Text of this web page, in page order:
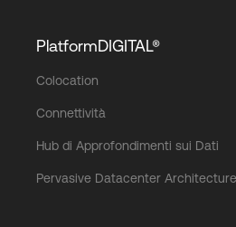
PlatformDIGITAL®
Colocation
Connettività
Hub di Approfondimenti sui Dati
Pervasive Datacenter Architecture